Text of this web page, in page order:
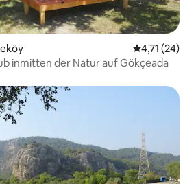
4,71 (24)
inmitten der Natur auf Gökçeada